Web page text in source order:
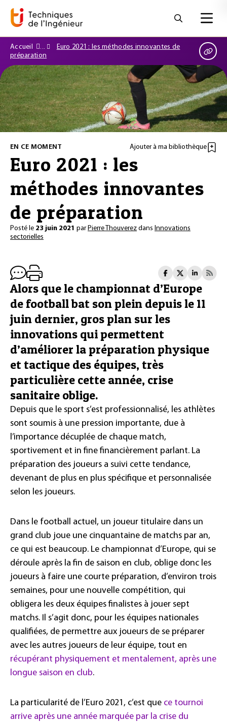
Accueil
Euro 2021 : les méthodes innovantes de
préparation
EN CE MOMENT Ajouter à ma bibliothèque
Euro 2021 : les
méthodes innovantes
de préparation
Posté le 23 juin 2021 parPierre Thouverez dans Innovations
sectorielles
Alors que le championnat d’Europe
de football bat son plein depuis le 11
juin dernier, gros plan sur les
innovations qui permettent
d’améliorer la préparation physique
et tactique des équipes, très
particulière cette année, crise
sanitaire oblige.
Depuis que le sport s’est professionnalisé, les athlètes
sont soumis à une pression importante, due à
l’importance décuplée de chaque match,
sportivement et in fine financièrement parlant. La
préparation des joueurs a suivi cette tendance,
devenant de plus en plus spécifique et personnalisée
selon les joueurs.
Dans le football actuel, un joueur titulaire dans un
grand club joue une cinquantaine de matchs par an,
ce qui est beaucoup. Le championnat d’Europe, qui se
déroule après la fin de saison en club, oblige donc les
joueurs à faire une courte préparation, d’environ trois
semaines, pour une nouvelle compétition, qui
obligera les deux équipes finalistes à jouer sept
matchs. Il s’agit donc, pour les équipes nationales
qualifiées, de permettre aux joueurs de se préparer
avec les autres joueurs de leur équipe, tout en
récupérant physiquement et mentalement, après une
longue saison en club.
La particularité de l’Euro 2021, c’est que ce tournoi
arrive après une année marquée par la crise du